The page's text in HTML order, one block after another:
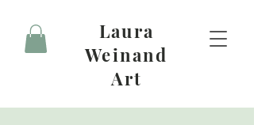
Laura
Weinand
Art